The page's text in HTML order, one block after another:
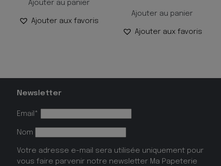
Ajouter au panier
Ajouter aux favoris
Ajouter au panier
Ajouter aux favoris
Newsletter
Email*
Nom
Votre adresse e-mail sera utilisée uniquement pour
vous faire parvenir notre newsletter Ma Papeterie